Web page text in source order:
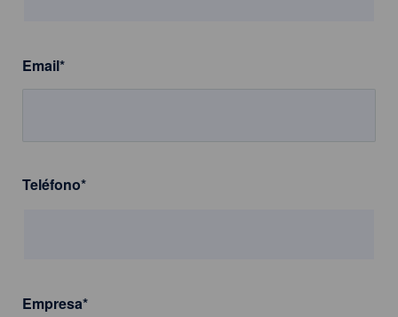
Email*
Teléfono*
Empresa*